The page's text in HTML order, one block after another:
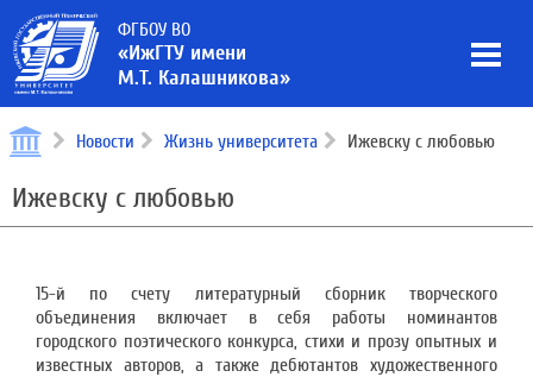
ФГБОУ ВО
«ИжГТУ имени
М.Т. Калашникова»
Новости Жизнь университета Ижевску с любовью
Ижевску с любовью
15-й по счету литературный сборник творческого
объединения включает в себя работы номинантов
городского поэтического конкурса, стихи и прозу опытных и
известных авторов, а также дебютантов художественного